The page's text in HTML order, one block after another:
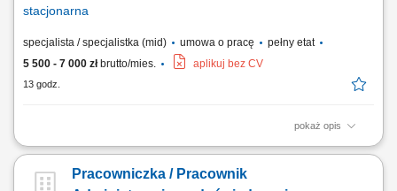
stacjonarna
specjalista / specjalistka (mid) umowa o pracę
pełny etat
5 500 - 7 000 złbrutto/mies. aplikuj bez CV
13 godz.
pokaż opis
Obsługa systemów informatycznych wykorzystywanych w codziennej
Obsługa zamówień oraz wsparcie klientów zgodnie z obowiązującymi
Pracowniczka / Pracownik